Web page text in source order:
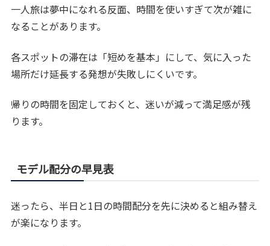
一人旅は夢中になれる反面、時間を使いすぎて次が雑に
なることがあります。
各スポットの滞在は「短めを基本」にして、気に入った
場所だけ延長する発想が失敗しにくいです。
帰りの時間を固定しておくと、迷いが減って満足感が残
ります。
モデル配分の早見表
迷ったら、半日と1日の時間配分を先に決めると組み替え
が楽になります。